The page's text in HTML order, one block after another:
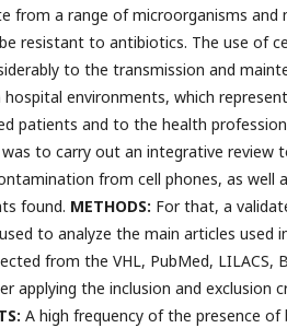
from a range of microorganisms and
resistant to antibiotics. The use of
to the transmission and
environments, which
patients and to the health
to carry out an integrative review
from cell phones, as well
found. METHODS: For that, a
to analyze the main articles used
from the VHL, PubMed, LILACS,
applying the inclusion and exclusion
A high frequency of the presence of